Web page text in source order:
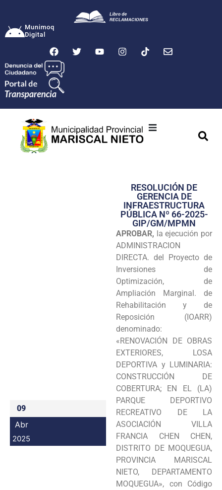
Munimoq
Digital
Transparencia
Seguridad
Programas
Intranet
09
Abr
2025
RESOLUCIÓN DE
GERENCIA DE
INFRAESTRUCTURA
PÚBLICA Nº 66-2025-
GIP/GM/MPMN
APROBAR, la ejecución por
ADMINISTRACION
DIRECTA. del Proyecto de
Inversiones de
Optimización, de
Ampliación Marginal. de
Rehabilitación y de
Reposición (IOARR)
denominado:
«RENOVACIÓN DE OBRAS
EXTERIORES, LOSA
DEPORTIVA y LUMINARIA:
CONSTRUCCIÓN DE
COBERTURA; EN EL (LA)
PARQUE DEPORTIVO
RECREATIVO DE LA
ASOCIACIÓN VILLA
FRANCIA CHEN CHEN,
DISTRITO DE MOQUEGUA,
PROVINCIA MARISCAL
NIETO, DEPARTAMENTO
MOQUEGUA», con Código